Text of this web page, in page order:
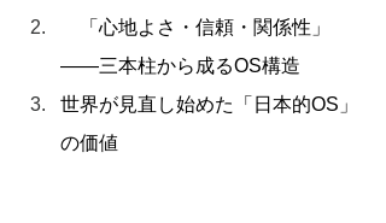
「心地よさ・信頼・関係性」
――三本柱から成るOS構造
世界が見直し始めた「日本的OS」
の価値